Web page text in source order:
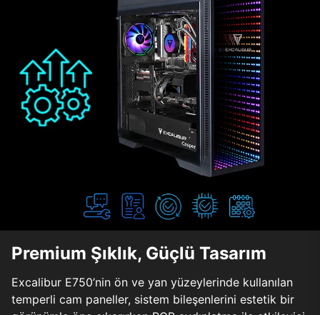
Premium Şıklık, Güçlü Tasarım
Excalibur E750’nin ön ve yan yüzeylerinde kullanılan
temperli cam paneller, sistem bileşenlerini estetik bir